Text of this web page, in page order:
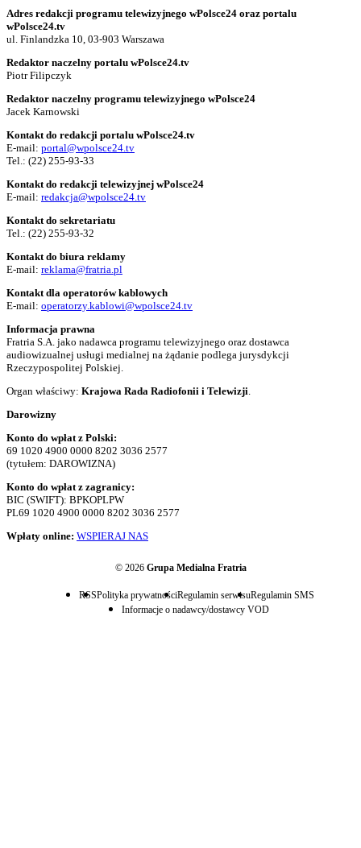
Adres redakcji programu telewizyjnego wPolsce24 oraz portalu
wPolsce24.tv
ul. Finlandzka 10, 03-903 Warszawa
Redaktor naczelny portalu wPolsce24.tv
Piotr Filipczyk
Redaktor naczelny programu telewizyjnego wPolsce24
Jacek Karnowski
Kontakt do redakcji portalu wPolsce24.tv
E-mail: portal@wpolsce24.tv
Tel.: (22) 255-93-33
Kontakt do redakcji telewizyjnej wPolsce24
E-mail: redakcja@wpolsce24.tv
Kontakt do sekretariatu
Tel.: (22) 255-93-32
Kontakt do biura reklamy
E-mail: reklama@fratria.pl
Kontakt dla operatorów kablowych
E-mail: operatorzy.kablowi@wpolsce24.tv
Informacja prawna
Fratria S.A. jako nadawca programu telewizyjnego oraz dostawca
audiowizualnej usługi medialnej na żądanie podlega jurysdykcji
Rzeczypospolitej Polskiej.
Organ właściwy: Krajowa Rada Radiofonii i Telewizji
Darowizny
Konto do wpłat z Polski:
69 1020 4900 0000 8202 3036 2577
(tytułem: DAROWIZNA)
Konto do wpłat z zagranicy:
BIC (SWIFT): BPKOPLPW
PL69 1020 4900 0000 8202 3036 2577
Wpłaty online: WSPIERAJ NAS
© 2026 Grupa Medialna Fratria
RSSPolityka prywatnościRegulamin serwisuRegulamin SMS
Informacje o nadawcy/dostawcy VOD